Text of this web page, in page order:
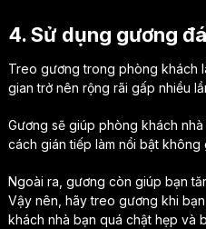
4. Sử dụng gương
Treo gương trong phòng khách
gian trở nên rộng rãi gấp nhiều
Gương sẽ giúp phòng khách
cách gián tiếp làm nổi bật
Ngoài ra, gương còn giúp bạn
Vậy nên, hãy treo gương khi
khách nhà bạn quá chật hẹp và